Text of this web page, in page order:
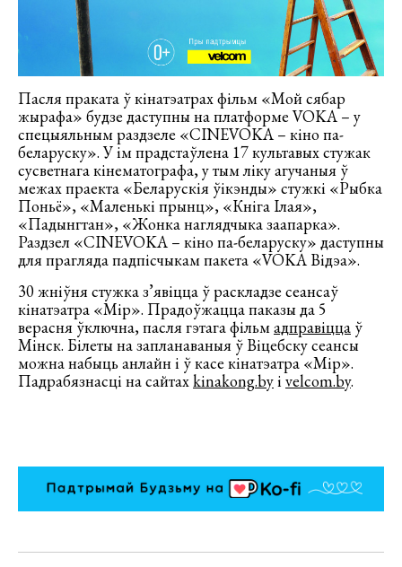
Пасля праката ў кінатэатрах фільм «Мой сябар
жырафа» будзе даступны на платформе VOKA – у
спецыяльным раздзеле «CINEVOKA – кіно па-
беларуску». У ім прадстаўлена 17 культавых стужак
сусветнага кінематографа, у тым ліку агучаныя ў
межах праекта «Беларускія ўікэнды» стужкі «Рыбка
Поньё», «Маленькі прынц», «Кніга Ілая»,
«Падынгтан», «Жонка наглядчыка заапарка».
Раздзел «CINEVOKA – кіно па-беларуску» даступны
для прагляда падпісчыкам пакета «VOKA Відэа».
30 жніўня стужка з’явіцца ў раскладзе сеансаў
кінатэатра «Мір». Прадоўжацца паказы да 5
верасня ўключна, пасля гэтага фільмадправіцца ў
Мінск. Білеты на запланаваныя ў Віцебску сеансы
можна набыць анлайн і ў касе кінатэатра «Мір».
Падрабязнасці на сайтахkinakong.byіvelcom.by.